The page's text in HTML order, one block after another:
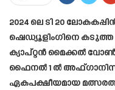
2024 ലെ ടി 20
ഷെഡ്യൂളിംഗിനെ കടുത്ത
ക്യാപ്റ്റൻ മൈക്കൽ
ഫൈനൽ 1 ൽ
ഏകപക്ഷീയമായ